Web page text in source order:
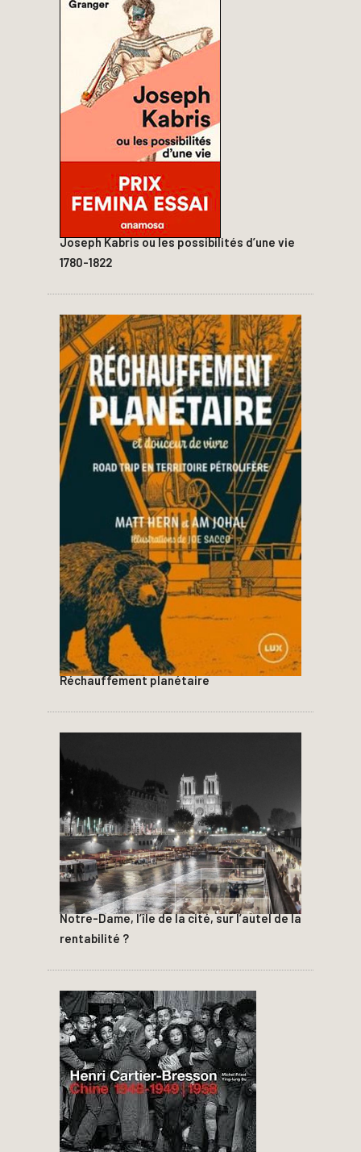
Joseph Kabris ou les possibilités d’une vie
1780-1822
Réchauffement planétaire
Notre-Dame, l’île de la cité, sur l’autel de la
rentabilité ?